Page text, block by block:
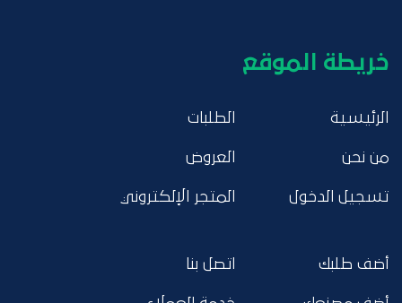
خريطة الموقع
الرئيسية
من نحن
تسجيل الدخول
الطلبات
العروض
المتجر الإلكتروني
أضف طلبك اتصل بنا